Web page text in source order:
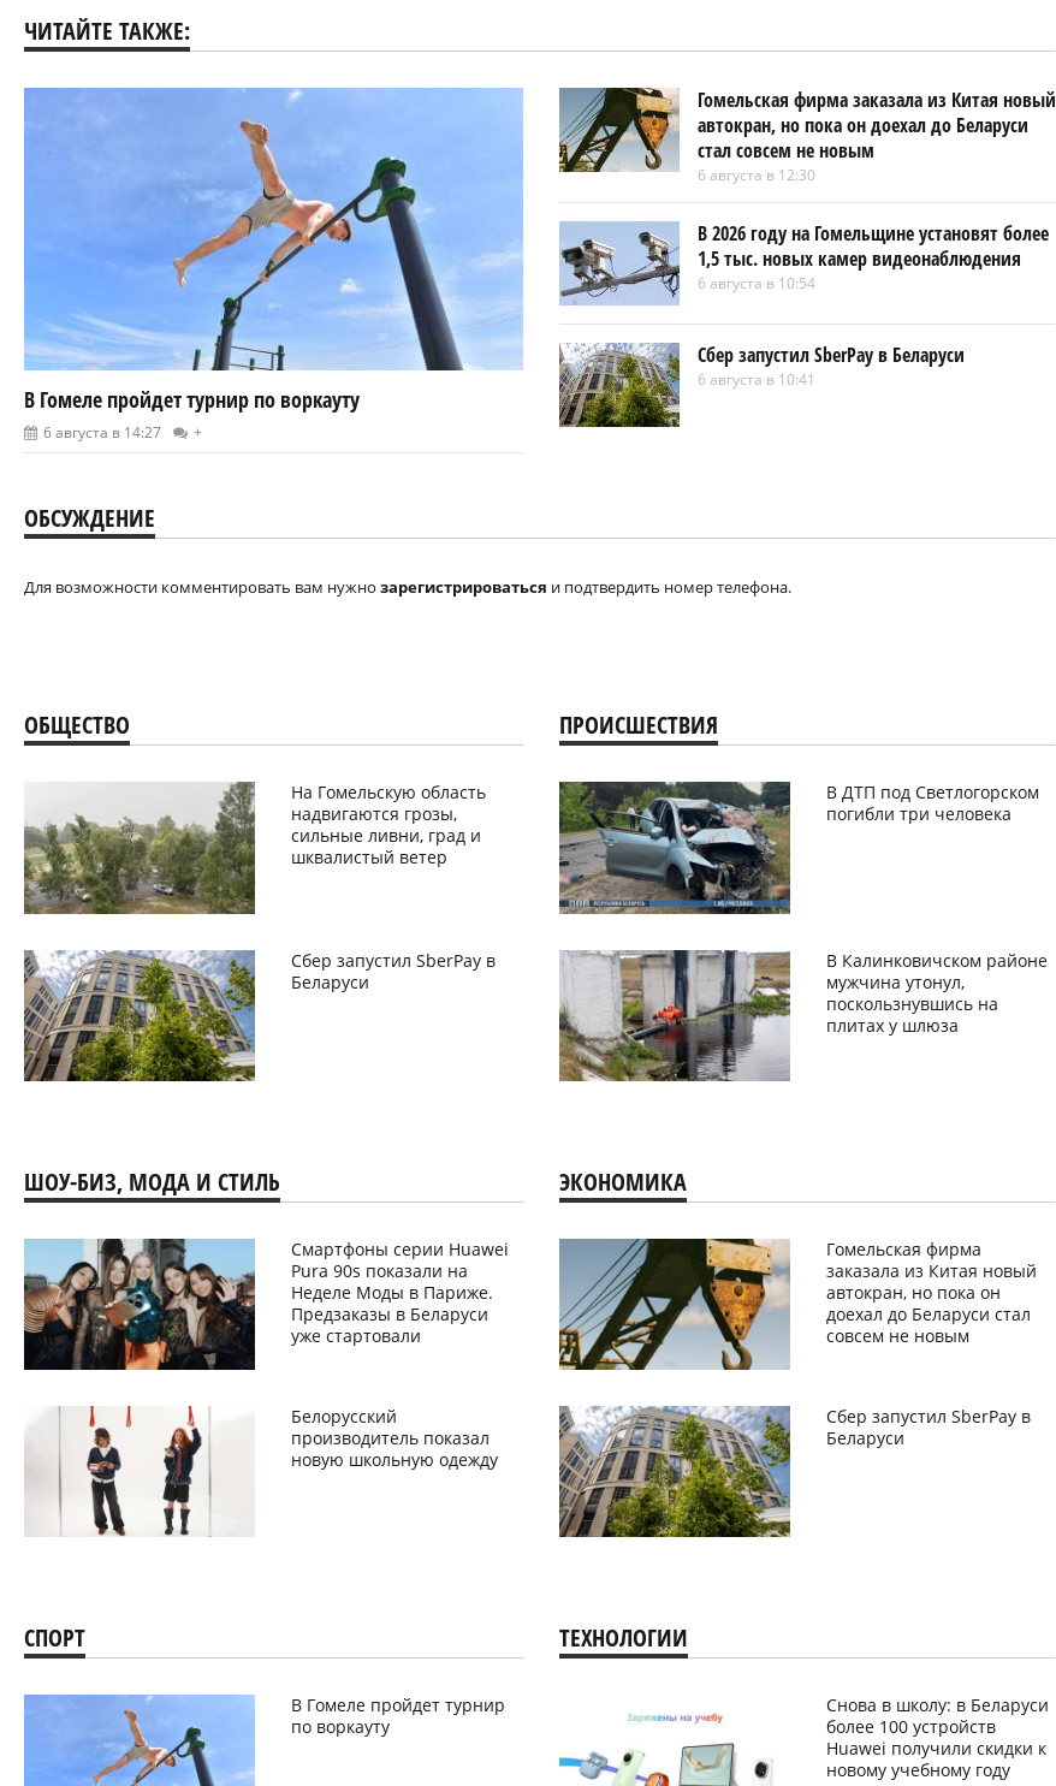
ЧИТАЙТЕ ТАКЖЕ:
В Гомеле пройдет турнир по воркауту
6 августа в 14:27 +
Гомельская фирма заказала из Китая новый
автокран, но пока он доехал до Беларуси
стал совсем не новым
6 августа в 12:30
В 2026 году на Гомельщине установят более
1,5 тыс. новых камер видеонаблюдения
6 августа в 10:54
Сбер запустил SberPay в Беларуси
6 августа в 10:41
ОБСУЖДЕНИЕ
Для возможности комментировать вам нужно зарегистрироваться и подтвердить номер телефона.
ОБЩЕСТВО
На Гомельскую область
надвигаются грозы,
сильные ливни, град и
шквалистый ветер
Сбер запустил SberPay в
Беларуси
ПРОИСШЕСТВИЯ
В ДТП под Светлогорском
погибли три человека
В Калинковичском районе
мужчина утонул,
поскользнувшись на
плитах у шлюза
ШОУ-БИЗ, МОДА И СТИЛЬ
Смартфоны серии Huawei
Pura 90s показали на
Неделе Моды в Париже.
Предзаказы в Беларуси
уже стартовали
Белорусский
производитель показал
новую школьную одежду
ЭКОНОМИКА
Гомельская фирма
заказала из Китая новый
автокран, но пока он
доехал до Беларуси стал
совсем не новым
Сбер запустил SberPay в
Беларуси
СПОРТ
В Гомеле пройдет турнир
по воркауту
ТЕХНОЛОГИИ
Снова в школу: в Беларуси
более 100 устройств
Huawei получили скидки к
новому учебному году